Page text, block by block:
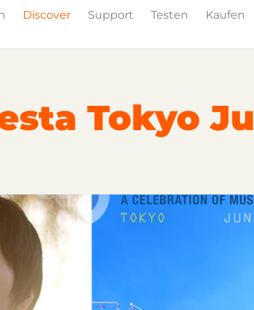
Discover Support Testen
Kaufen
Tokyo